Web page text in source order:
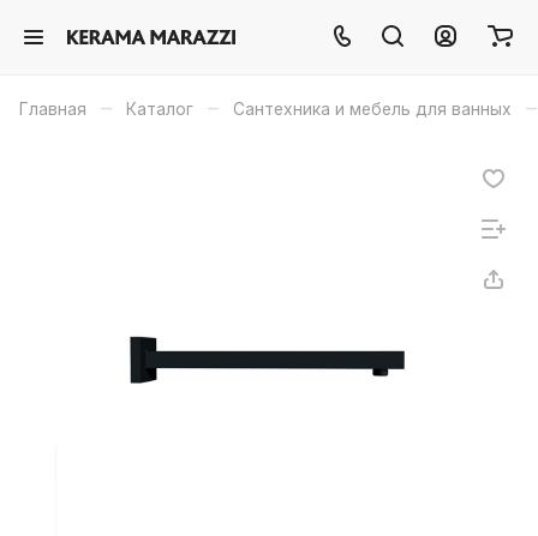
Главная – Каталог – Сантехника и мебель для ванных –